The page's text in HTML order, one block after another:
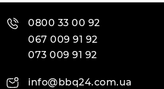
0800 33 00 92
067 009 91 92
073 009 91 92
info@bbq24.com.ua